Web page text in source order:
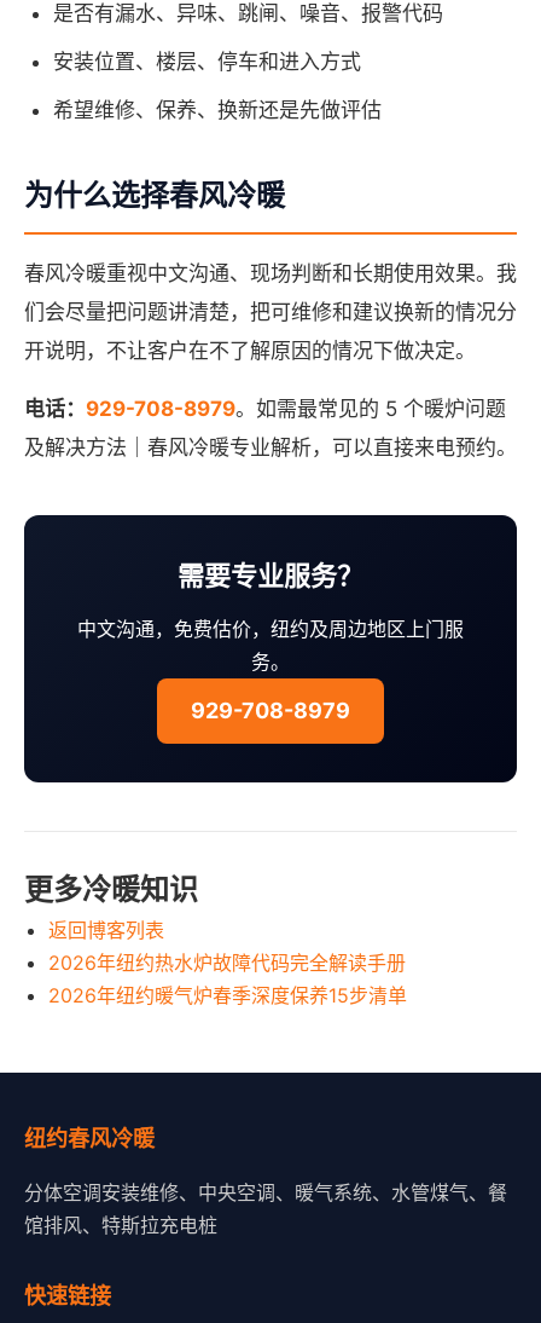
是否有漏水、异味、跳闸、噪音、报警代码
安装位置、楼层、停车和进入方式
希望维修、保养、换新还是先做评估
为什么选择春风冷暖
春风冷暖重视中文沟通、现场判断和长期使用效果。我
们会尽量把问题讲清楚，把可维修和建议换新的情况分
开说明，不让客户在不了解原因的情况下做决定。
电话： 929-708-8979。如需最常见的 5 个暖炉问题
及解决方法｜春风冷暖专业解析，可以直接来电预约。
需要专业服务？
中文沟通，免费估价，纽约及周边地区上门服
务。
929-708-8979
更多冷暖知识
返回博客列表
2026年纽约热水炉故障代码完全解读手册
2026年纽约暖气炉春季深度保养15步清单
纽约春风冷暖
分体空调安装维修、中央空调、暖气系统、水管煤气、餐
馆排风、特斯拉充电桩
快速链接